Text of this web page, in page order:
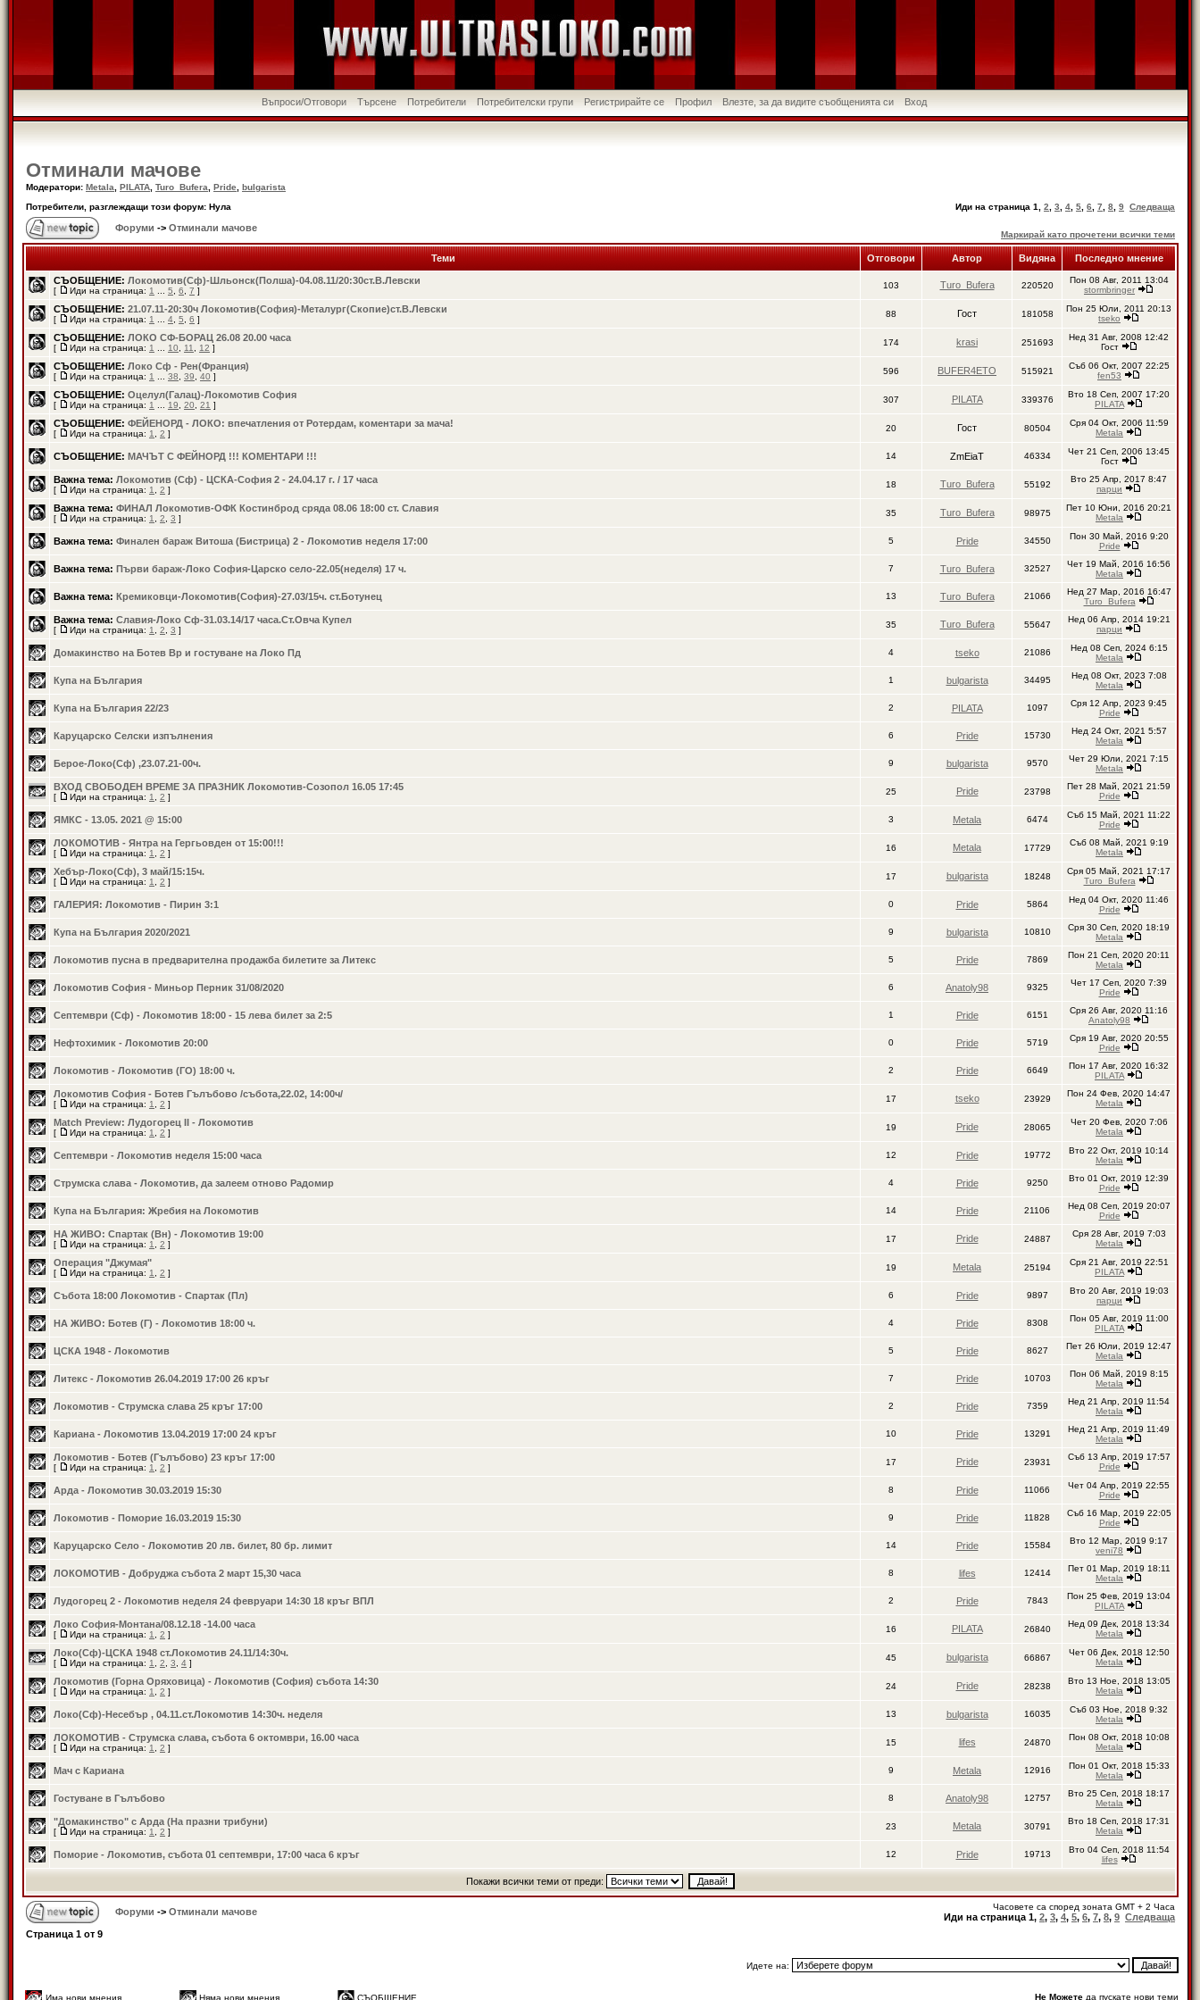
Въпроси/Отговори Търсене Потребители Потребителски групи Регистрирайте се Профил Влезте, за да видите съобщенията си Вход
Отминали мачове
Модератори: Metala PILATA Turo_Bufera Pride
bulgarista
Потребители, разглеждащи този форум: Нула
Иди на страница 1 2 3 4 5 6 7 8 9 Следваща
Форуми -> Отминали мачове
Маркирай като прочетени всички теми
Теми Отговори Автор Видяна Последно мнение
СЪОБЩЕНИЕ: Локомотив(Сф)-Шльонск(Полша)-04.08.11/20:30ст.В.Левски
[ Иди на страница: 1 5 6 7 ]
103 Turo_Bufera 220520
Пон 08 Авг, 2011 13:04
stormbringer
СЪОБЩЕНИЕ: 21.07.11-20:30ч Локомотив(София)-Металург(Скопие)ст.В.Левски
[ Иди на страница: 1 4 5 6 ]
88 Гост 181058
Пон 25 Юли, 2011 20:13
tseko
СЪОБЩЕНИЕ: ЛОКО СФ-БОРАЦ 26.08 20.00 часа
[ Иди на страница: 1 10 11 12 ]
174 krasi 251693
Нед 31 Авг, 2008 12:42
Гост
СЪОБЩЕНИЕ: Локо Сф - Рен(Франция)
[ Иди на страница: 1 38 39 40 ]
596 BUFER4ETO 515921
Съб 06 Окт, 2007 22:25
fen53
СЪОБЩЕНИЕ: Oцелул(Галац)-Локомотив София
[ Иди на страница: 1 19 20 21 ]
307 PILATA 339376
Вто 18 Сеп, 2007 17:20
PILATA
СЪОБЩЕНИЕ: ФЕЙЕНОРД - ЛОКО: впечатления от Ротердам, коментари за мача!
[ Иди на страница: 1 2 ]
20 Гост 80504
Сря 04 Окт, 2006 11:59
Metala
СЪОБЩЕНИЕ: МАЧЪТ С ФЕЙНОРД !!! КОМЕНТАРИ !!! 14 ZmEiaT 46334
Чет 21 Сеп, 2006 13:45
Гост
Важна тема: Локомотив (Сф) - ЦСКА-София 2 - 24.04.17 г. / 17 часа
[ Иди на страница: 1 2 ]
18 Turo_Bufera 55192
Вто 25 Апр, 2017 8:47
парци
Важна тема: ФИНАЛ Локомотив-ОФК Костинброд сряда 08.06 18:00 ст. Славия
[ Иди на страница: 1 2 3 ]
35 Turo_Bufera 98975
Пет 10 Юни, 2016 20:21
Metala
Важна тема: Финален бараж Витоша (Бистрица) 2 - Локомотив неделя 17:00 5 Pride 34550
Пон 30 Май, 2016 9:20
Pride
Важна тема: Първи бараж-Локо София-Царско село-22.05(неделя) 17 ч. 7 Turo_Bufera 32527
Чет 19 Май, 2016 16:56
Metala
Важна тема: Кремиковци-Локомотив(София)-27.03/15ч. ст.Ботунец 13 Turo_Bufera 21066
Нед 27 Мар, 2016 16:47
Turo_Bufera
Важна тема: Славия-Локо Сф-31.03.14/17 часа.Ст.Овча Купел
[ Иди на страница: 1 2 3 ]
35 Turo_Bufera 55647
Нед 06 Апр, 2014 19:21
парци
Домакинство на Ботев Вр и гостуване на Локо Пд 4 tseko 21086
Нед 08 Сеп, 2024 6:15
Metala
Купа на България 1 bulgarista 34495
Нед 08 Окт, 2023 7:08
Metala
Купа на България 22/23 2 PILATA 1097
Сря 12 Апр, 2023 9:45
Pride
Каруцарско Селски изпълнения 6 Pride 15730
Нед 24 Окт, 2021 5:57
Metala
Берое-Локо(Сф) ,23.07.21-00ч. 9 bulgarista 9570
Чет 29 Юли, 2021 7:15
Metala
ВХОД СВОБОДЕН ВРЕМЕ ЗА ПРАЗНИК Локомотив-Созопол 16.05 17:45
[ Иди на страница: 1 2 ]
25 Pride 23798
Пет 28 Май, 2021 21:59
Pride
ЯМКС - 13.05. 2021 @ 15:00 3 Metala 6474
Съб 15 Май, 2021 11:22
Pride
ЛОКОМОТИВ - Янтра на Гергьовден от 15:00!!!
[ Иди на страница: 1 2 ]
16 Metala 17729
Съб 08 Май, 2021 9:19
Metala
Хебър-Локо(Сф), 3 май/15:15ч.
[ Иди на страница: 1 2 ]
17 bulgarista 18248
Сря 05 Май, 2021 17:17
Turo_Bufera
ГАЛЕРИЯ: Локомотив - Пирин 3:1 0 Pride 5864
Нед 04 Окт, 2020 11:46
Pride
Купа на България 2020/2021 9 bulgarista 10810
Сря 30 Сеп, 2020 18:19
Metala
Локомотив пусна в предварителна продажба билетите за Литекс 5 Pride 7869
Пон 21 Сеп, 2020 20:11
Metala
Локомотив София - Миньор Перник 31/08/2020 6 Anatoly98 9325
Чет 17 Сеп, 2020 7:39
Pride
Септември (Сф) - Локомотив 18:00 - 15 лева билет за 2:5 1 Pride 6151
Сря 26 Авг, 2020 11:16
Anatoly98
Нефтохимик - Локомотив 20:00 0 Pride 5719
Сря 19 Авг, 2020 20:55
Pride
Локомотив - Локомотив (ГО) 18:00 ч. 2 Pride 6649
Пон 17 Авг, 2020 16:32
PILATA
Локомотив София - Ботев Гълъбово /събота,22.02, 14:00ч/
[ Иди на страница: 1 2 ]
17 tseko 23929
Пон 24 Фев, 2020 14:47
Metala
Match Preview: Лудогорец II - Локомотив
[ Иди на страница: 1 2 ]
19 Pride 28065
Чет 20 Фев, 2020 7:06
Metala
Септември - Локомотив неделя 15:00 часа 12 Pride 19772
Вто 22 Окт, 2019 10:14
Metala
Струмска слава - Локомотив, да залеем отново Радомир 4 Pride 9250
Вто 01 Окт, 2019 12:39
Pride
Купа на България: Жребия на Локомотив 14 Pride 21106
Нед 08 Сеп, 2019 20:07
Pride
НА ЖИВО: Спартак (Вн) - Локомотив 19:00
[ Иди на страница: 1 2 ]
17 Pride 24887
Сря 28 Авг, 2019 7:03
Metala
Операция "Джумая"
[ Иди на страница: 1 2 ]
19 Metala 25194
Сря 21 Авг, 2019 22:51
PILATA
Събота 18:00 Локомотив - Спартак (Пл) 6 Pride 9897
Вто 20 Авг, 2019 19:03
парци
НА ЖИВО: Ботев (Г) - Локомотив 18:00 ч. 4 Pride 8308
Пон 05 Авг, 2019 11:00
PILATA
ЦСКА 1948 - Локомотив 5 Pride 8627
Пет 26 Юли, 2019 12:47
Metala
Литекс - Локомотив 26.04.2019 17:00 26 кръг 7 Pride 10703
Пон 06 Май, 2019 8:15
Metala
Локомотив - Струмска слава 25 кръг 17:00 2 Pride 7359
Нед 21 Апр, 2019 11:54
Metala
Кариана - Локомотив 13.04.2019 17:00 24 кръг 10 Pride 13291
Нед 21 Апр, 2019 11:49
Metala
Локомотив - Ботев (Гълъбово) 23 кръг 17:00
[ Иди на страница: 1 2 ]
17 Pride 23931
Съб 13 Апр, 2019 17:57
Pride
Арда - Локомотив 30.03.2019 15:30 8 Pride 11066
Чет 04 Апр, 2019 22:55
Pride
Локомотив - Поморие 16.03.2019 15:30 9 Pride 11828
Съб 16 Мар, 2019 22:05
Pride
Каруцарско Село - Локомотив 20 лв. билет, 80 бр. лимит 14 Pride 15584
Вто 12 Мар, 2019 9:17
veni78
ЛОКОМОТИВ - Добруджа събота 2 март 15,30 часа 8 lifes 12414
Пет 01 Мар, 2019 18:11
Metala
Лудогорец 2 - Локомотив неделя 24 февруари 14:30 18 кръг ВПЛ 2 Pride 7843
Пон 25 Фев, 2019 13:04
PILATA
Локо София-Монтана/08.12.18 -14.00 часа
[ Иди на страница: 1 2 ]
16 PILATA 26840
Нед 09 Дек, 2018 13:34
Metala
Локо(Сф)-ЦСКА 1948 ст.Локомотив 24.11/14:30ч.
[ Иди на страница: 1 2 3 4 ]
45 bulgarista 66867
Чет 06 Дек, 2018 12:50
Metala
Локомотив (Горна Оряховица) - Локомотив (София) събота 14:30
[ Иди на страница: 1 2 ]
24 Pride 28238
Вто 13 Ное, 2018 13:05
Metala
Локо(Сф)-Несебър , 04.11.ст.Локомотив 14:30ч. неделя 13 bulgarista 16035
Съб 03 Ное, 2018 9:32
Metala
ЛОКОМОТИВ - Струмска слава, събота 6 октомври, 16.00 часа
[ Иди на страница: 1 2 ]
15 lifes 24870
Пон 08 Окт, 2018 10:08
Metala
Мач с Кариана 9 Metala 12916
Пон 01 Окт, 2018 15:33
Metala
Гостуване в Гълъбово 8 Anatoly98 12757
Вто 25 Сеп, 2018 18:17
Metala
"Домакинство" с Арда (На празни трибуни)
[ Иди на страница: 1 2 ]
23 Metala 30791
Вто 18 Сеп, 2018 17:31
Metala
Поморие - Локомотив, събота 01 септември, 17:00 часа 6 кръг 12 Pride 19713
Вто 04 Сеп, 2018 11:54
lifes
Покажи всички теми от преди:
Форуми -> Отминали мачове Часовете са според зоната GMT + 2 Часа
Иди на страница 1, 2, 3, 4, 5, 6, 7, 8, 9 Следваща
Страница 1 от 9
Идете на:
Има нови мнения Няма нови мнения СЪОБЩЕНИЕ Не Можете да пускате нови теми